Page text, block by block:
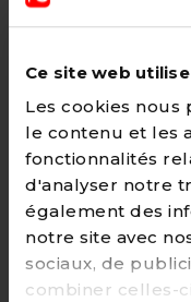
Ce site web
Les cookies
le contenu et les
fonctionnalités
d'analyser notre
également des
notre site avec
sociaux, de
combiner celles-
24€ - Paiement
Adhésion
2€ - Paiement